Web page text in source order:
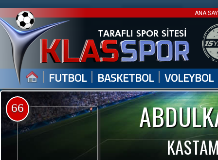
ANA
| FUTBOL | BASKETBOL | VOLEYBOL
66